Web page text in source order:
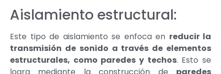
Aislamiento estructural:
Este tipo de aislamiento se enfoca en reducir la
transmisión de sonido a través de elementos
estructurales, como paredes y techos. Esto se